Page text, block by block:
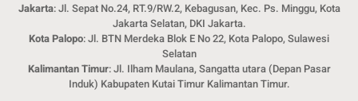
Jakarta: Jl. Sepat No.24, RT.9/RW.2, Kebagusan, Kec. Ps. Minggu, Kota
Jakarta Selatan, DKI Jakarta.
Kota Palopo: Jl. BTN Merdeka Blok E No 22, Kota Palopo, Sulawesi
Selatan
Kalimantan Timur: Jl. Ilham Maulana, Sangatta utara (Depan Pasar
Induk) Kabupaten Kutai Timur Kalimantan Timur.